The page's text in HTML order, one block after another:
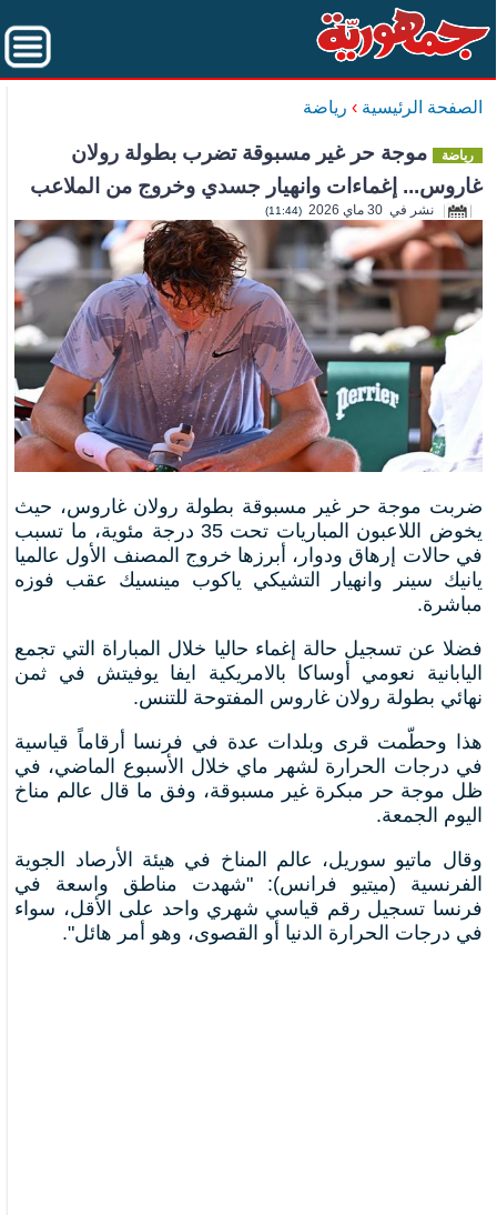
الصفحة الرئيسية › رياضة
رياضة موجة حر غير مسبوقة تضرب بطولة رولان
غاروس... إغماءات وانهيار جسدي وخروج من الملاعب
نشر في 30 ماي 2026 (11:44)
ضربت موجة حر غير مسبوقة بطولة رولان غاروس، حيث
يخوض اللاعبون المباريات تحت 35 درجة مئوية، ما تسبب
في حالات إرهاق ودوار، أبرزها خروج المصنف الأول عالميا
يانيك سينر وانهيار التشيكي ياكوب مينسيك عقب فوزه
مباشرة.
فضلا عن تسجيل حالة إغماء حاليا خلال المباراة التي تجمع
اليابانية نعومي أوساكا بالامريكية
ايفا يوفيتش في ثمن
نهائي بطولة رولان غاروس المفتوحة للتنس.
هذا وحطّمت قرى وبلدات عدة في فرنسا أرقاماً قياسية
في درجات الحرارة لشهر ماي خلال الأسبوع الماضي، في
ظل موجة حر مبكرة غير مسبوقة، وفق ما قال عالم مناخ
اليوم الجمعة.
وقال ماتيو سوريل، عالم المناخ في هيئة الأرصاد الجوية
الفرنسية (ميتيو فرانس): "شهدت مناطق واسعة في
فرنسا تسجيل رقم قياسي شهري واحد على الأقل، سواء
في درجات الحرارة الدنيا أو القصوى، وهو أمر هائل".